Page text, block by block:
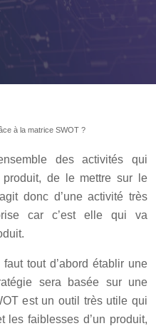
à la matrice SWOT ?
des activités qui
produit, de le mettre sur le
donc d’une activité très
car c’est elle qui va
tout d’abord établir une
sera basée sur une
est un outil très utile qui
les faiblesses d’un produit,